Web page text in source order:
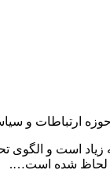
ارتباطات و
زیاد است و
لحاظ شده است….